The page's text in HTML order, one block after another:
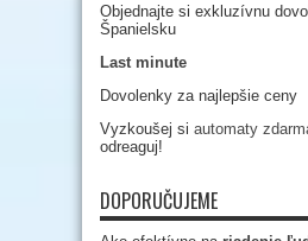
Objednajte si exkluzívnu
Španielsku
Last minute
Dovolenky za najlepšie ceny
Vyzkoušej si automaty
odreaguj!
DOPORUČUJEME